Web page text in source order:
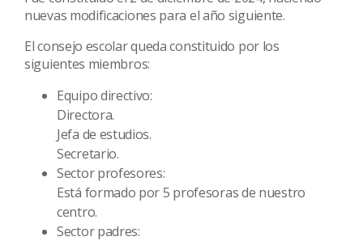
nuevas modificaciones para el año siguiente.
El consejo escolar queda constituido por los
siguientes miembros:
Equipo directivo:
Directora.
Jefa de estudios.
Secretario.
Sector profesores:
Está formado por 5 profesoras de nuestro
centro.
Sector padres: